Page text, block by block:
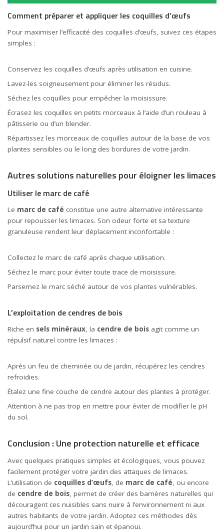
Comment préparer et appliquer les coquilles d’œufs
Pour maximiser l’efficacité des coquilles d’œufs, suivez ces étapes
simples :
Conservez les coquilles d’œufs après utilisation en cuisine.
Lavez-les soigneusement pour éliminer les résidus.
Séchez les coquilles pour empêcher la moisissure.
Écrasez les coquilles en petits morceaux à l’aide d’un rouleau à
pâtisserie ou d’un blender.
Répartissez les morceaux de coquilles autour de la base de vos
plantes sensibles ou le long des bordures de votre jardin.
Autres solutions naturelles pour éloigner les limaces
Utiliser le marc de café
Le marc de café constitue une autre alternative intéressante
pour repousser les limaces. Son odeur forte et sa texture
granuleuse rendent leur déplacement inconfortable :
Collectez le marc de café après chaque utilisation.
Séchez le marc pour éviter toute trace de moisissure.
Parsemez le marc séché autour de vos plantes vulnérables.
L’exploitation de cendres de bois
Riche en sels minéraux, la cendre de bois agit comme un
répulsif naturel contre les limaces :
Après un feu de cheminée ou de jardin, récupérez les cendres
refroidies.
Étalez une fine couche de cendre autour des plantes à protéger.
Attention à ne pas trop en mettre pour éviter de modifier le pH
du sol.
Conclusion : Une protection naturelle et efficace
Avec quelques pratiques simples et écologiques, vous pouvez
facilement protéger votre jardin des attaques de limaces.
L’utilisation de coquilles d’œufs, de marc de café, ou encore
de cendre de bois, permet de créer des barrières naturelles qui
découragent ces nuisibles sans nuire à l’environnement ni aux
autres habitants de votre jardin. Adoptez ces méthodes dès
aujourd’hui pour un jardin sain et épanoui.